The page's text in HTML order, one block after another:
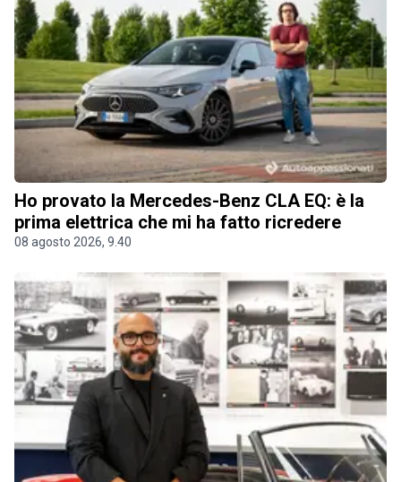
Ho provato la Mercedes-Benz CLA EQ: è la
prima elettrica che mi ha fatto ricredere
08 agosto 2026, 9.40